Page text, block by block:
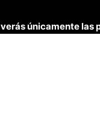
únicamente